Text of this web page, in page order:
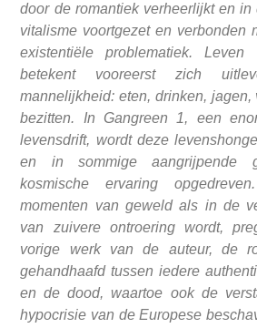
door de romantiek verheerlijkt en
vitalisme voortgezet en verbonden
existentiële problematiek.
betekent vooreerst zich
mannelijkheid: eten, drinken, jagen,
bezitten. In Gangreen 1, een
levensdrift, wordt deze
en in sommige aangrijpende
kosmische ervaring
momenten van geweld als in de
van zuivere ontroering wordt,
vorige werk van de auteur, de
gehandhaafd tussen iedere
en de dood, waartoe ook de
hypocrisie van de Europese